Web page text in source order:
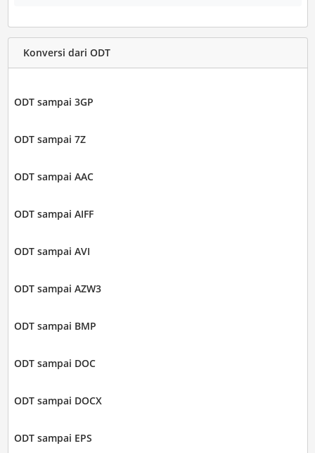
Konversi dari ODT
ODT sampai 3GP
ODT sampai 7Z
ODT sampai AAC
ODT sampai AIFF
ODT sampai AVI
ODT sampai AZW3
ODT sampai BMP
ODT sampai DOC
ODT sampai DOCX
ODT sampai EPS